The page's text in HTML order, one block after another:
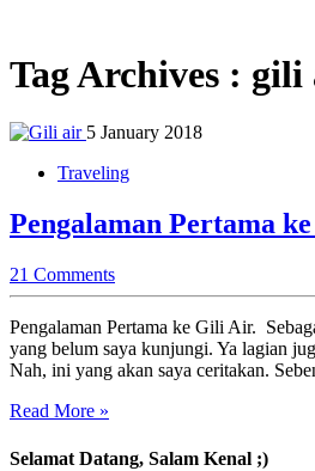
Tag Archives : gili
5 January 2018
Traveling
Pengalaman Pertama
21 Comments
Pengalaman Pertama ke Gili Air.
yang belum saya kunjungi. Ya lagian
Nah, ini yang akan saya ceritakan.
Read More »
Selamat Datang, Salam Kenal ;)